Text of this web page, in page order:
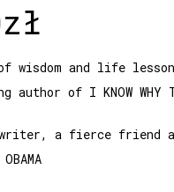
zł
wisdom and life
of I KNOW WHY
a fierce friend